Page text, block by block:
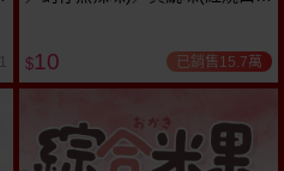
選 小包
$10 已銷售15.7萬